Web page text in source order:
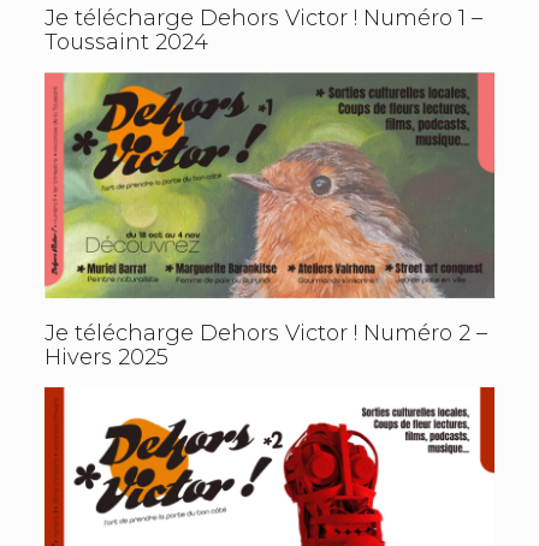
Je télécharge Dehors Victor ! Numéro 1 –
Toussaint 2024
Je télécharge Dehors Victor ! Numéro 2–
Hivers 2025